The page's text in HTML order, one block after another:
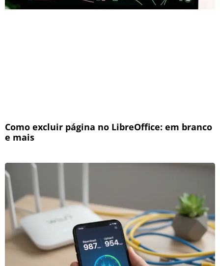
Como excluir página no LibreOffice: em branco
e mais